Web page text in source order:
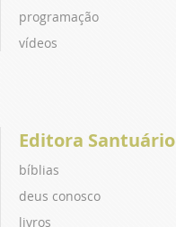
programação
vídeos
Editora Santuário
bíblias
deus conosco
livros